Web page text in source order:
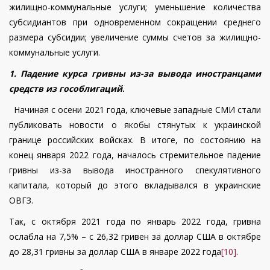
жилищно-коммунальные услуги; уменьшение количества
субсидиантов при одновременном сокращении среднего
размера субсидии; увеличение суммы счетов за жилищно-
коммунальные услуги.
1. Падение курса гривны из-за вывода иностранцами
средств из гособлигаций.
Начиная с осени 2021 года, ключевые западные СМИ стали
публиковать новости о якобы стянутых к украинской
границе российских войсках. В итоге, по состоянию на
конец января 2022 года, началось стремительное падение
гривны из-за вывода иностранного спекулятивного
капитала, который до этого вкладывался в украинские
ОВГЗ.
Так, с октября 2021 года по январь 2022 года, гривна
ослабла на 7,5% – с 26,32 гривен за доллар США в октябре
до 28,31 гривны за доллар США в январе 2022 года[10].